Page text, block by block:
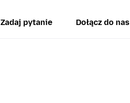
Zadaj pytanie Dołącz do nas